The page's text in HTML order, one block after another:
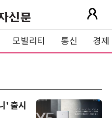
모빌리티 통신 경제
' 출시